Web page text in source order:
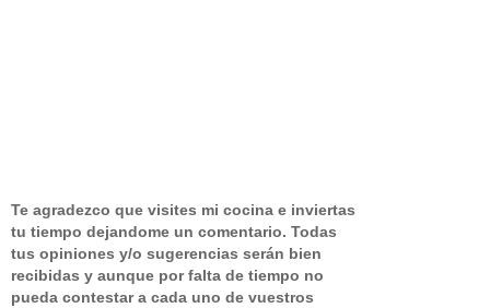
Te agradezco que visites mi cocina e inviertas
tu tiempo dejandome un comentario. Todas
tus opiniones y/o sugerencias serán bien
recibidas y aunque por falta de tiempo no
pueda contestar a cada uno de vuestros